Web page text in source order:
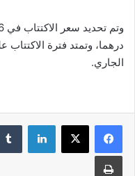
الجاري.
لينكدإن
طباعة